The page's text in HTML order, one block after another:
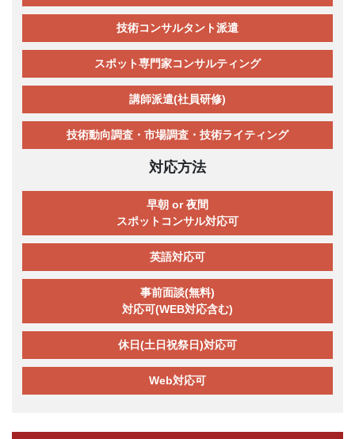
技術コンサルタント派遣
スポット専門家コンサルティング
講師派遣(社員研修)
技術動向調査・市場調査・技術ライティング
対応方法
早朝 or 夜間
スポットコンサル対応可
英語対応可
事前面談(無料)
対応可(WEB対応含む)
休日(土日祝祭日)対応可
Web対応可